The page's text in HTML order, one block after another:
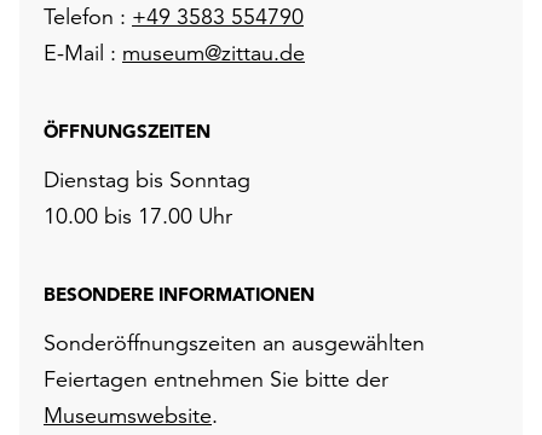
Telefon : +49 3583 554790
E-Mail : museum@zittau.de
ÖFFNUNGSZEITEN
Dienstag bis Sonntag
10.00 bis 17.00 Uhr
BESONDERE INFORMATIONEN
Sonderöffnungszeiten an ausgewählten
Feiertagen entnehmen Sie bitte der
Museumswebsite.